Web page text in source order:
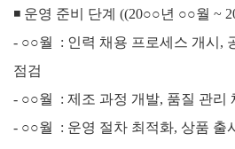
◾ 운영 준비 단계 ((20○○년 ○○월 ~
- ○○월 : 인력 채용 프로세스 개시,
점검
- ○○월
: 제조 과정 개발, 품질 관리
- ○○월
: 운영 절차 최적화, 상품 출